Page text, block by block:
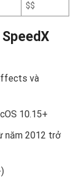
$$
và
10.15+
năm 2012 trở